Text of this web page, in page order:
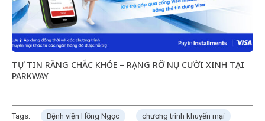
TỰ TIN RĂNG CHẮC KHỎE – RẠNG RỠ NỤ CƯỜI XINH TẠI
PARKWAY
Tags: Bệnh viện Hồng Ngọc
chương trình khuyến mại